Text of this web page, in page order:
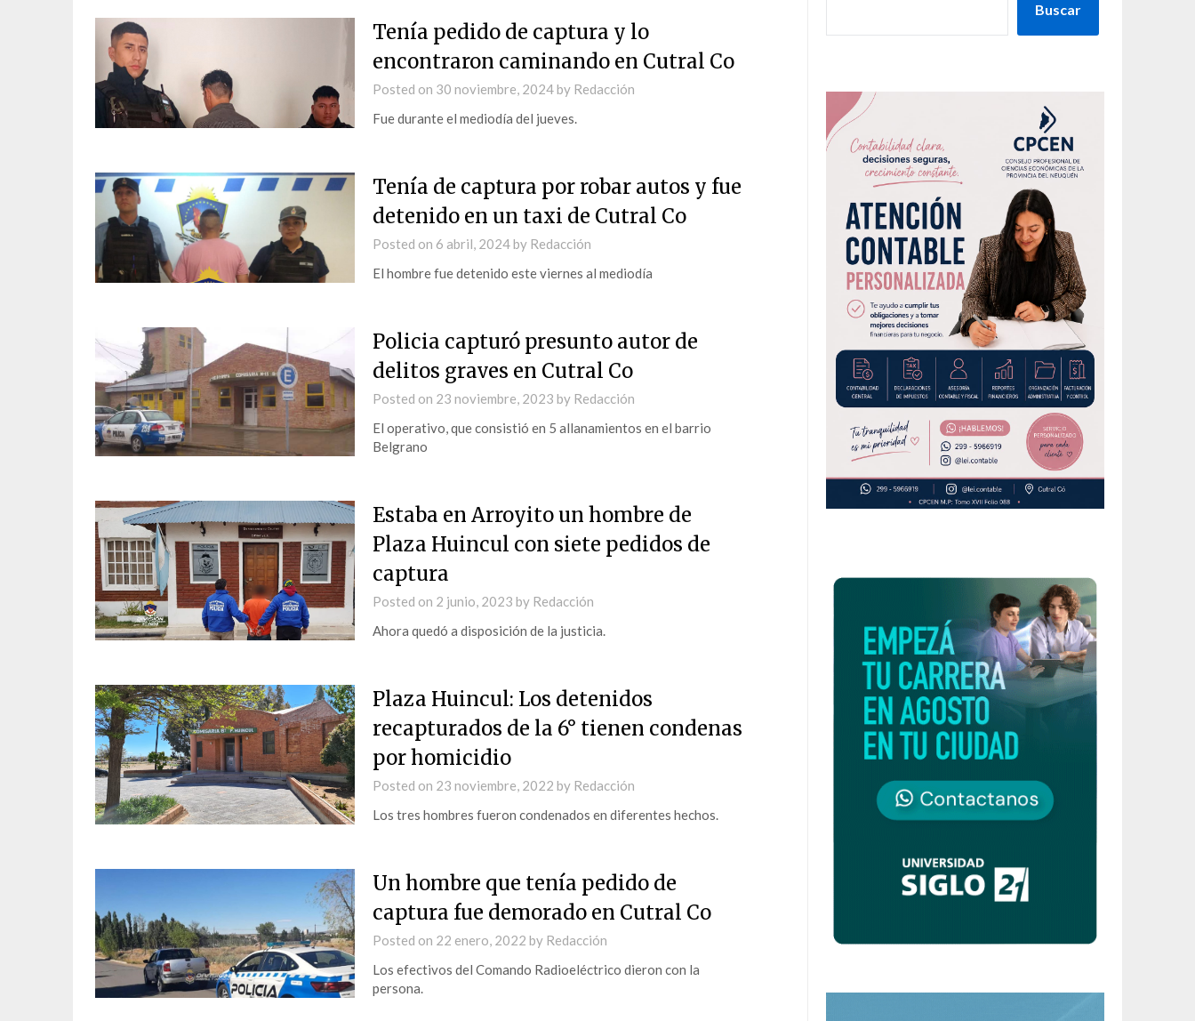
Tenía pedido de captura y lo
encontraron caminando en Cutral Co
Posted on 30 noviembre, 2024by Redacción
Fue durante el mediodía del jueves.
Tenía de captura por robar autos y fue
detenido en un taxi de Cutral Co
Posted on 6 abril, 2024by Redacción
El hombre fue detenido este viernes al mediodía
Policia capturó presunto autor de
delitos graves en Cutral Co
Posted on 23 noviembre, 2023 by Redacción
El operativo, que consistió en 5 allanamientos en el barrio
Belgrano
Estaba en Arroyito un hombre de
Plaza Huincul con siete pedidos de
captura
Posted on 2 junio, 2023 by Redacción
Ahora quedó a disposición de la justicia.
Plaza Huincul: Los detenidos
recapturados de la 6° tienen condenas
por homicidio
Posted on 23 noviembre, 2022 by Redacción
Los tres hombres fueron condenados en diferentes hechos.
Un hombre que tenía pedido de
captura fue demorado en Cutral Co
Posted on 22 enero, 2022 by Redacción
Los efectivos del Comando Radioeléctrico dieron con la
persona.
Buscar